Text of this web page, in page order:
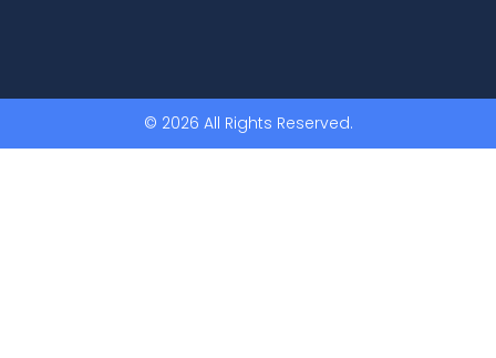
© 2026 All Rights Reserved.